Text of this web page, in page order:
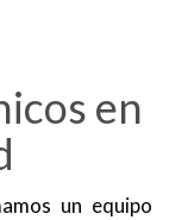
en
un equipo